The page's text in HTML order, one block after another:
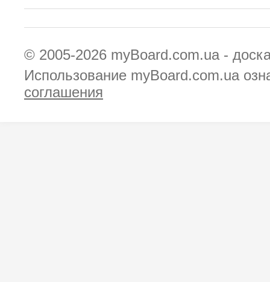
© 2005-2026 myBoard.com.ua -
Использование myBoard.com.ua
соглашения